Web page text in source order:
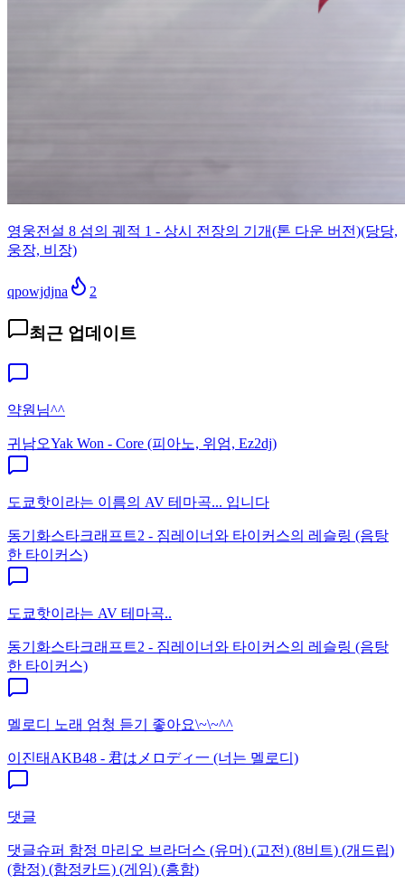
영웅전설 8 섬의 궤적 1 - 상시 전장의 기개(톤 다운 버전)(당당,
웅장, 비장)
qpowjdjna 2
최근 업데이트
약원님^^
귀남오Yak Won - Core (피아노, 위엄, Ez2dj)
도쿄핫이라는 이름의 AV 테마곡... 입니다
동기화스타크래프트2 - 짐레이너와 타이커스의 레슬링 (음탕
한 타이커스)
도쿄핫이라는 AV 테마곡..
동기화스타크래프트2 - 짐레이너와 타이커스의 레슬링 (음탕
한 타이커스)
멜로디 노래 엄청 듣기 좋아요\~\~^^
이진태 AKB48 - 君はメロディ一 (너는 멜로디)
댓글
댓글슈퍼 함정 마리오 브라더스 (유머) (고전) (8비트) (개드립)
(함정) (함정카드) (게임) (흥함)